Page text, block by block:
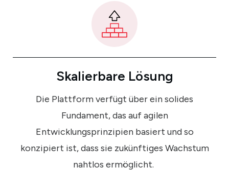
Skalierbare Lösung
Die Plattform verfügt über ein solides
Fundament, das auf agilen
Entwicklungsprinzipien basiert und so
konzipiert ist, dass sie zukünftiges Wachstum
nahtlos ermöglicht.